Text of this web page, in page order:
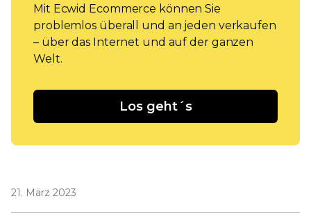
Mit Ecwid Ecommerce können Sie
problemlos überall und an jeden verkaufen
– über das Internet und auf der ganzen
Welt.
Los geht´s
21. März 2023